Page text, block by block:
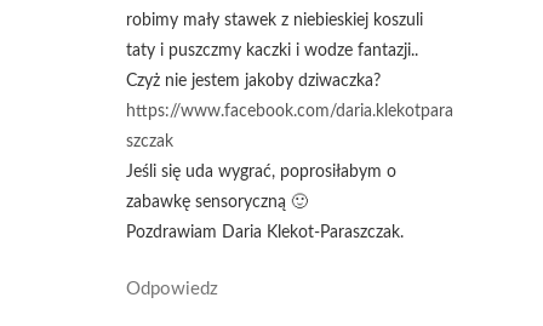
robimy mały stawek z niebieskiej koszuli
taty i puszczmy kaczki i wodze fantazji..
Czyż nie jestem jakoby dziwaczka?
https://www.facebook.com/daria.klekotpara
szczak
Jeśli się uda wygrać, poprosiłabym o
zabawkę sensoryczną 🙂
Pozdrawiam Daria Klekot-Paraszczak.
Odpowiedz